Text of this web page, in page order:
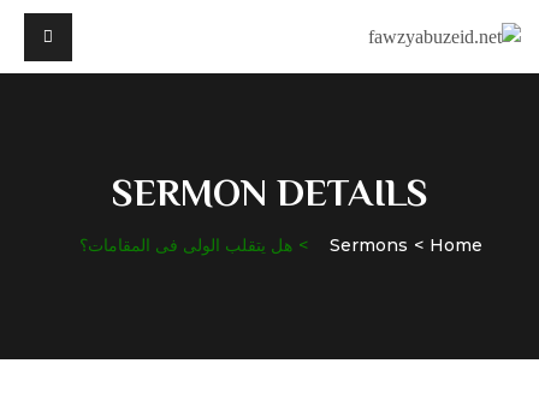
SERMON DETAILS
Home
Sermons هل يتقلب الولى فى المقامات؟